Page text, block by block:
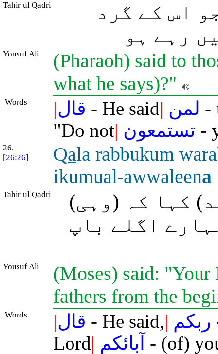
Tahir ul Qadri
اس کے گرد
رہے ہو
Yousuf Ali
(Pharaoh) said to
what he says)?"
Words |قال - He said| لمن -
"Do not| تستمعون -
26.
[26:26]
Qala rabbukum
ikumual-awwaleena
Tahir ul Qadri
کہا کہ (وہی)
اگلے باپ
Yousuf Ali
(Moses) said:
fathers from the
Words |قال - He said,| ربكم
Lord| آبائكم - (of)